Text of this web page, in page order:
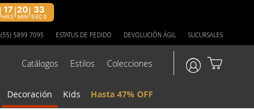
17
HRS |20
MIN
31
SECS
(55) 5899 7095 ESTATUS DE PEDIDO DEVOLUCIÓN ÁGIL SUCURSALES
Catálogos Estilos Colecciones
Decoración Kids Hasta 47% OFF